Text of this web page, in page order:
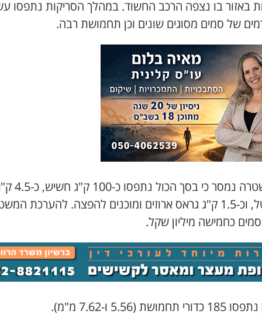
באזור בו נצפה הרכב החשוד. במהלך הסריקות נתפסו
של סמים מסוגים שונים וכן תחמושת רבה.
מהמשטרה נמסר כי בסך הכול
קריסטל, וכ-1.5 ק"ג גראס ארוזים ומוכנים להפצה. להערכת
כחמישה מיליון שקל.
תחמושת (5.56 ו-7.62 מ"מ).